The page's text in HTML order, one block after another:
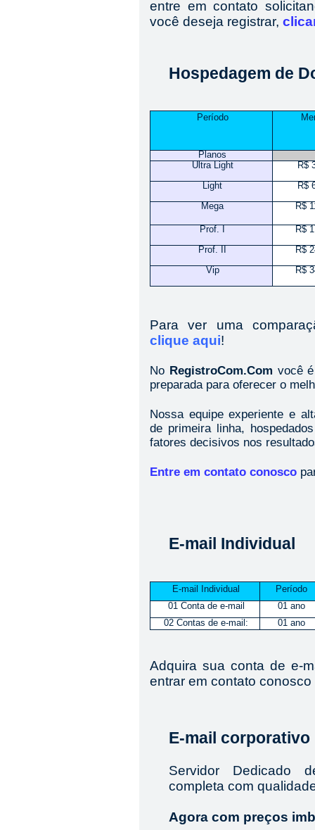
entre em contato
você deseja registrar,
Hospedagem de
Período
Planos
Ultra Light
R$
Light
R$
Mega
R$
Prof. I
R$
Prof. II
R$
Vip
R$
Para ver uma
clique aqui!
No RegistroCom.Com você
preparada para oferecer o
Nossa equipe experiente e
de primeira linha,
fatores decisivos nos
Entre em contato conosco
E-mail Individual
E-mail Individual
Período
01 Conta de e-mail
01 ano
02 Contas de e-mail:
01 ano
Adquira sua conta de e-
entrar em contato conosco
E-mail corporativo
Servidor Dedicado
completa com
Agora com preços